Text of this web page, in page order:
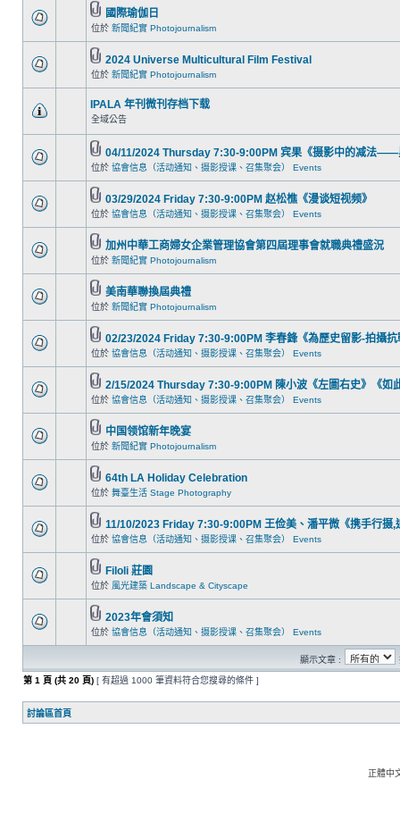
國際瑜伽日
位於 新聞紀實 Photojournalism
2024 Universe Multicultural Film Festival
位於 新聞紀實 Photojournalism
IPALA 年刊微刊存档下载
全域公告
04/11/2024 Thursday 7:30-9:00PM 宾果《摄影中的减法——
位於 協會信息（活动通知、摄影授课、召集聚会） Events
03/29/2024 Friday 7:30-9:00PM 赵松樵《漫谈短视频》
位於 協會信息（活动通知、摄影授课、召集聚会） Events
加州中華工商婦女企業管理協會第四屆理事會就職典禮盛況
位於 新聞紀實 Photojournalism
美南華聯換屆典禮
位於 新聞紀實 Photojournalism
02/23/2024 Friday 7:30-9:00PM 李春鋒《為歷史留影-拍攝抗
位於 協會信息（活动通知、摄影授课、召集聚会） Events
2/15/2024 Thursday 7:30-9:00PM 陳小波《左圖右史》《如
位於 協會信息（活动通知、摄影授课、召集聚会） Events
中国领馆新年晚宴
位於 新聞紀實 Photojournalism
64th LA Holiday Celebration
位於 舞臺生活 Stage Photography
11/10/2023 Friday 7:30-9:00PM 王俭美、潘平微《携手行摄,
位於 協會信息（活动通知、摄影授课、召集聚会） Events
Filoli 莊園
位於 風光建築 Landscape & Cityscape
2023年會須知
位於 協會信息（活动通知、摄影授课、召集聚会） Events
顯示文章 :
第 1 頁 (共 20 頁) [ 有超過 1000 筆資料符合您搜尋的條件 ]
討論區首頁
正體中